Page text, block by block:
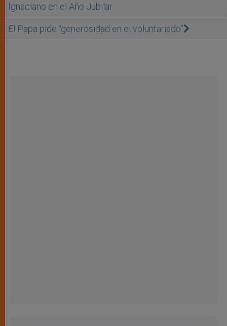
Ignaciano en el Año Jubilar
El Papa pide “generosidad en el voluntariado”